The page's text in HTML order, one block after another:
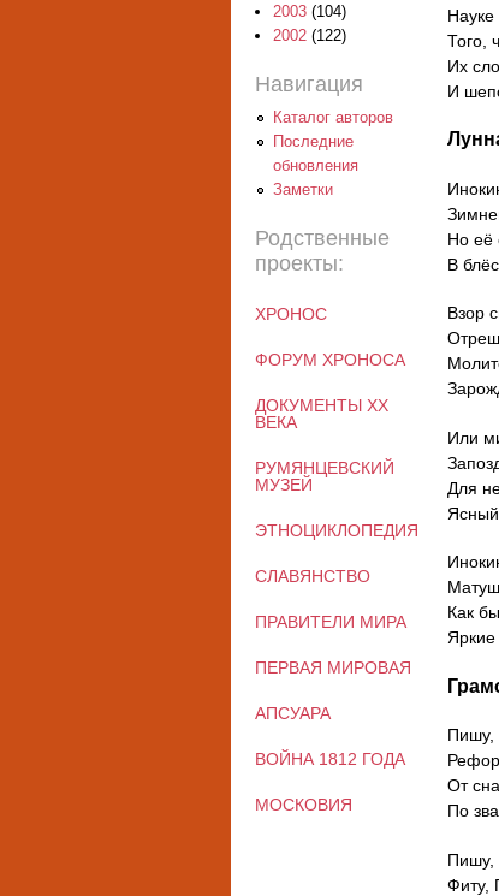
Науке
Того,
Их
И
Но её
В
Взор
Или
Для
Ясный
Как
Яркие
Пишу,
От
По
Пишу,
Фиту,
2003 (104)
2002 (122)
Навигация
Каталог авторов
Последние
обновления
Заметки
Родственные
проекты:
ХРОНОС
ФОРУМ ХРОНОСА
ДОКУМЕНТЫ XX
ВЕКА
РУМЯНЦЕВСКИЙ
МУЗЕЙ
ЭТНОЦИКЛОПЕДИЯ
СЛАВЯНСТВО
ПРАВИТЕЛИ МИРА
ПЕРВАЯ МИРОВАЯ
АПСУАРА
ВОЙНА 1812 ГОДА
МОСКОВИЯ